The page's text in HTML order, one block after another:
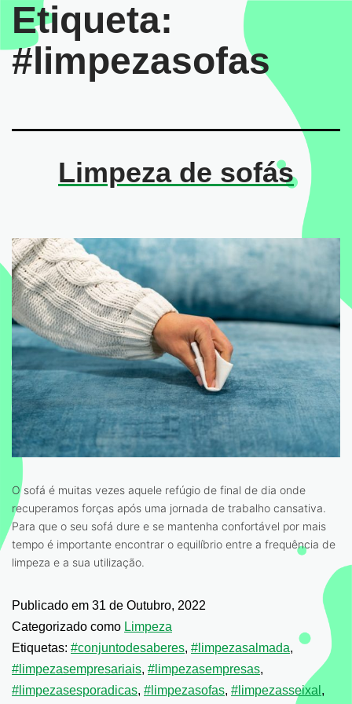
Etiqueta:
#limpezasofas
Limpeza de sofás
O sofá é muitas vezes aquele refúgio de final de dia onde
recuperamos forças após uma jornada de trabalho cansativa.
Para que o seu sofá dure e se mantenha confortável por mais
tempo é importante encontrar o equilíbrio entre a frequência de
limpeza e a sua utilização.
Publicado em 31 de Outubro, 2022
Categorizado como Limpeza
Etiquetas: #conjuntodesaberes, #limpezasalmada,
#limpezasempresariais, #limpezasempresas,
#limpezasesporadicas, #limpezasofas, #limpezasseixal ,